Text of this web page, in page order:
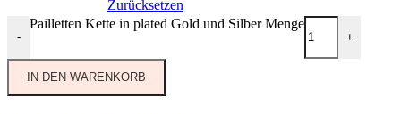
Zurücksetzen
-
Pailletten Kette in plated Gold und Silber Menge
+
IN DEN WARENKORB